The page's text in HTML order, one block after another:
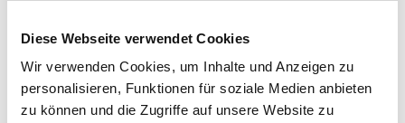
Diese Webseite verwendet Cookies
Wir verwenden Cookies, um Inhalte und Anzeigen zu
personalisieren, Funktionen für soziale Medien anbieten
zu können und die Zugriffe auf unsere Website zu
Der breite Öffnungsmechanismus ermöglicht ein einfaches
Nachfüllen, ohne zu kleckern. Egal, ob Flüssigseife,
vielseitig einsetzbar und passt perfekt auf jedes Waschbecken
oder Badezimmerregal.